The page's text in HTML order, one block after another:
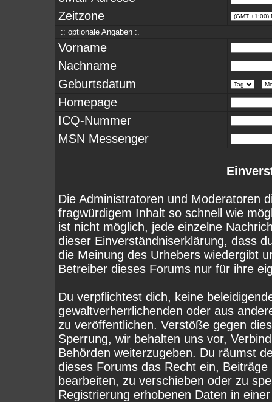
Zeitzone
:: optionale Angaben :.
Vorname
Nachname
Geburtsdatum
Homepage
ICQ-Nummer
MSN Messenger
Die Administratoren und Moderatoren
fragwürdigem Inhalt so schnell wie
ist nicht möglich, jede einzelne
dieser Einverständniserklärung, dass
die Meinung des Urhebers wiedergibt
Betreiber dieses Forums nur für ihre
Du verpflichtest dich, keine
gewaltverherrlichenden oder aus
zu veröffentlichen. Verstöße gegen
Sperrung, wir behalten uns vor,
Behörden weiterzugeben. Du räumst
dieses Forums das Recht ein,
bearbeiten, zu verschieben oder zu
Registrierung erhobenen Daten in